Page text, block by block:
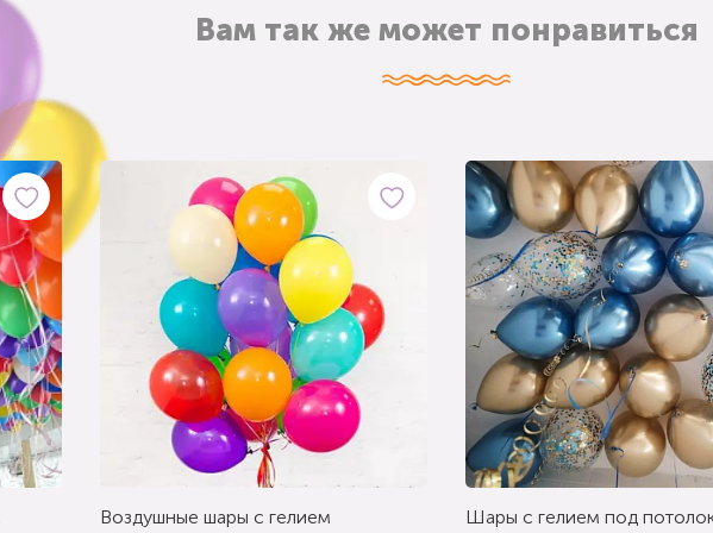
Вам так же может понравиться
Воздушные шары с гелием
Шары с гелием под